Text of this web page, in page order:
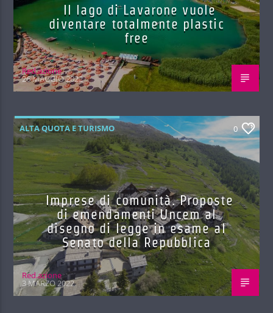
Il lago di Lavarone vuole
diventare totalmente plastic
free
Red.azione
26 MAGGIO 2022
ALTA QUOTA E TURISMO 0
Imprese di comunità. Proposte
di emendamenti Uncem al
disegno di legge in esame al
Senato della Repubblica
Red.azione
3 MARZO 2022